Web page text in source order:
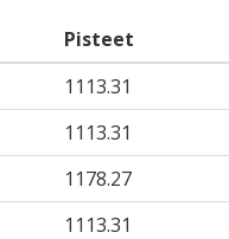
Pisteet
1113.31
1113.31
1178.27
1113.31